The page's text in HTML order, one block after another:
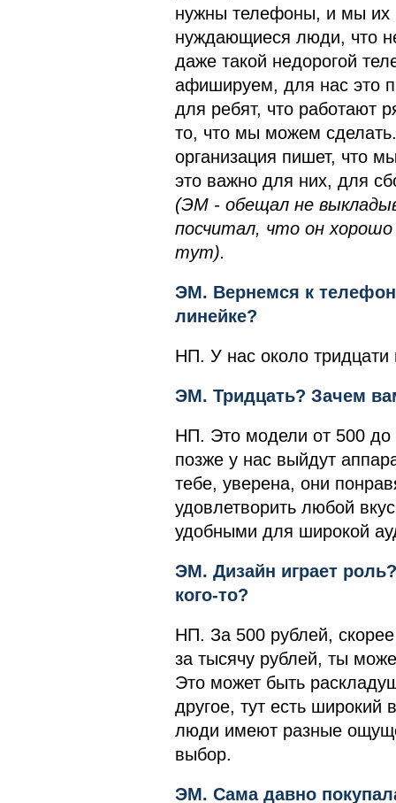
нужны телефоны, и мы их
нуждающиеся люди, что
даже такой недорогой
афишируем, для нас это
для ребят, что работают
то, что мы можем
организация пишет, что
это важно для них, для
(ЭМ - обещал не
посчитал, что он
тут).
ЭМ. Вернемся к
линейке?
НП. У нас около
ЭМ. Тридцать? Зачем
НП. Это модели от 500 до
позже у нас выйдут
тебе, уверена, они
удовлетворить любой
удобными для широкой
ЭМ. Дизайн играет
кого-то?
НП. За 500 рублей,
за тысячу рублей, ты
Это может быть
другое, тут есть широкий
люди имеют разные
выбор.
ЭМ. Сама давно